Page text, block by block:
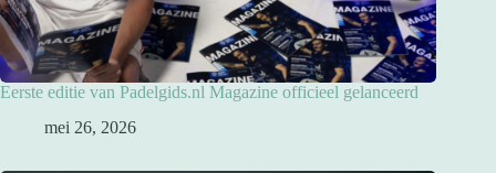
Eerste editie van Padelgids.nl Magazine officieel gelanceerd
mei 26, 2026